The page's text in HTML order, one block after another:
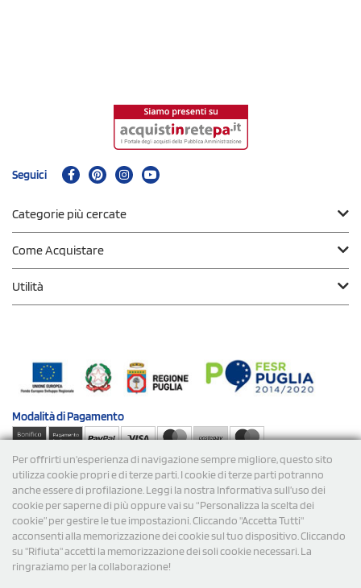
Per offrirti un'esperienza di navigazione sempre migliore, questo sito
utilizza cookie propri e di terze parti. I cookie di terze parti potranno
anche essere di profilazione. Leggi la nostra Informativa sull’uso dei
cookie per saperne di più oppure vai su “Personalizza la scelta dei
cookie” per gestire le tue impostazioni. Cliccando "Accetta Tutti"
acconsenti alla memorizzazione dei cookie sul tuo dispositivo. Cliccando
su "Rifiuta" accetti la memorizzazione dei soli cookie necessari. La
ringraziamo per la collaborazione!
Seguici
Categorie più cercate
Come Acquistare
Utilità
Modalità diPagamento
Spedizioni